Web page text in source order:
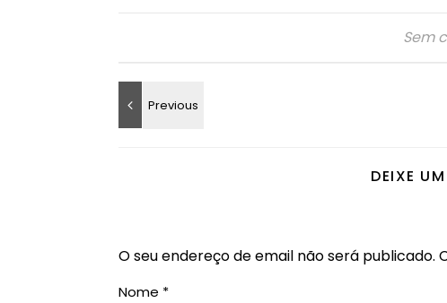
Sem
DEIXE
O seu endereço de email não será publicado.
Nome *